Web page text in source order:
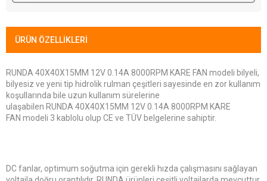
ÜRÜN ÖZELLIKLERI
RUNDA 40X40X15MM 12V 0.14A 8000RPM KARE FAN modeli bilyeli,
bilyesiz ve yeni tip hidrolik rulman çeşitleri sayesinde en zor kullanım
koşullarında bile uzun kullanım sürelerine
ulaşabilen RUNDA 40X40X15MM 12V 0.14A 8000RPM KARE
FAN modeli 3 kablolu olup CE ve TÜV belgelerine sahiptir.
DC fanlar, optimum soğutma için gerekli hızda çalışmasını sağlayan